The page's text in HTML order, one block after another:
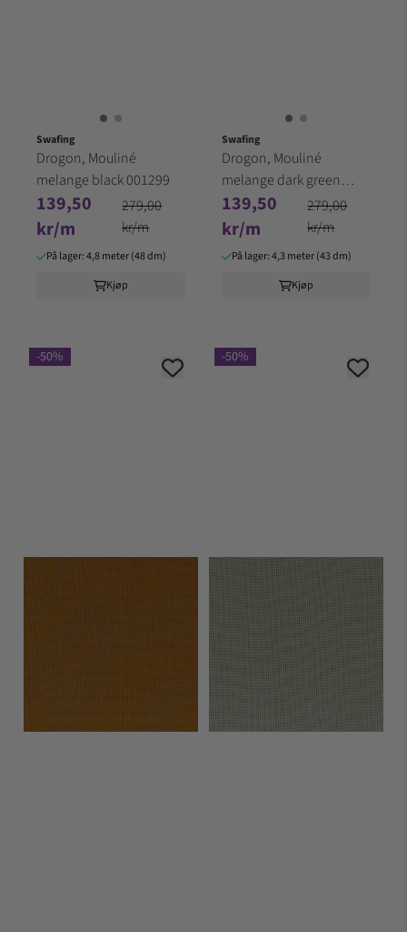
Swafing
Drogon, Mouliné
melange black 001299
139,50
kr/m
279,00
kr/m
På lager: 4,8 meter (48 dm)
Kjøp
Swafing
Drogon, Mouliné
melange dark green
001565
139,50
kr/m
279,00
kr/m
På lager: 4,3 meter (43 dm)
Kjøp
-50% -50%